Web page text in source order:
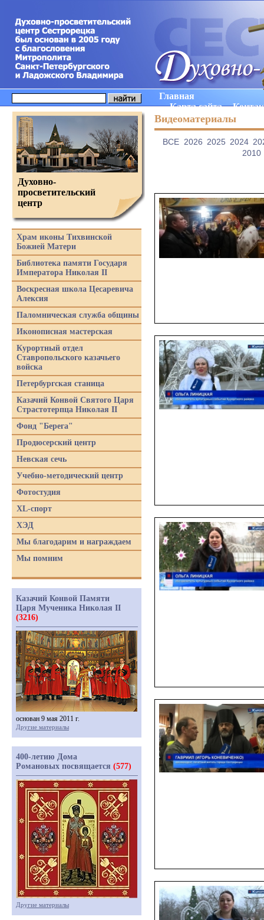
Главная
Карта сайта
Видеоматериалы
ВCE 2026 2025 2024
2010
Духовно-
просветительский
центр
Храм иконы Тихвинской
Божией Матери
Библиотека памяти Государя
Императора Николая II
Воскресная школа Цесаревича
Алексия
Паломническая служба общины
Иконописная мастерская
Курортный отдел
Ставропольского казачьего
войска
Петербургская станица
Казачий Конвой Святого Царя
Страстотерпца Николая II
Фонд "Берега"
Продюсерский центр
Невская сечь
Учебно-методический центр
Фотостудия
XL-спорт
ХЭД
Мы благодарим и награждаем
Мы помним
Казачий Конвой Памяти
Царя Мученика Николая II
(3216)
основан 9 мая 2011 г.
Другие материалы
400-летию Дома
Романовых посвящается (577)
Другие материалы